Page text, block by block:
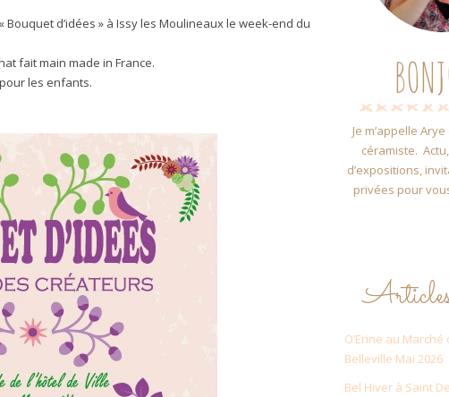
d’idées » à Issy les Moulineaux le week-end du
fait main made in France.
les enfants.
Je m’appelle
céramiste.
d’expositions,
privées pour
O’Erine au
Belleville Mai 2026
Bel Hiver à Saint